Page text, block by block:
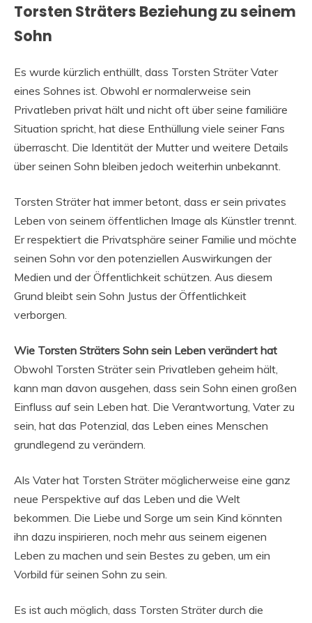
Torsten Sträters Beziehung zu seinem
Sohn
Es wurde kürzlich enthüllt, dass Torsten Sträter Vater
eines Sohnes ist. Obwohl er normalerweise sein
Privatleben privat hält und nicht oft über seine familiäre
Situation spricht, hat diese Enthüllung viele seiner Fans
überrascht. Die Identität der Mutter und weitere Details
über seinen Sohn bleiben jedoch weiterhin unbekannt.
Torsten Sträter hat immer betont, dass er sein privates
Leben von seinem öffentlichen Image als Künstler trennt.
Er respektiert die Privatsphäre seiner Familie und möchte
seinen Sohn vor den potenziellen Auswirkungen der
Medien und der Öffentlichkeit schützen. Aus diesem
Grund bleibt sein Sohn Justus der Öffentlichkeit
verborgen.
Wie Torsten Sträters Sohn sein Leben verändert hat
Obwohl Torsten Sträter sein Privatleben geheim hält,
kann man davon ausgehen, dass sein Sohn einen großen
Einfluss auf sein Leben hat. Die Verantwortung, Vater zu
sein, hat das Potenzial, das Leben eines Menschen
grundlegend zu verändern.
Als Vater hat Torsten Sträter möglicherweise eine ganz
neue Perspektive auf das Leben und die Welt
bekommen. Die Liebe und Sorge um sein Kind könnten
ihn dazu inspirieren, noch mehr aus seinem eigenen
Leben zu machen und sein Bestes zu geben, um ein
Vorbild für seinen Sohn zu sein.
Es ist auch möglich, dass Torsten Sträter durch die